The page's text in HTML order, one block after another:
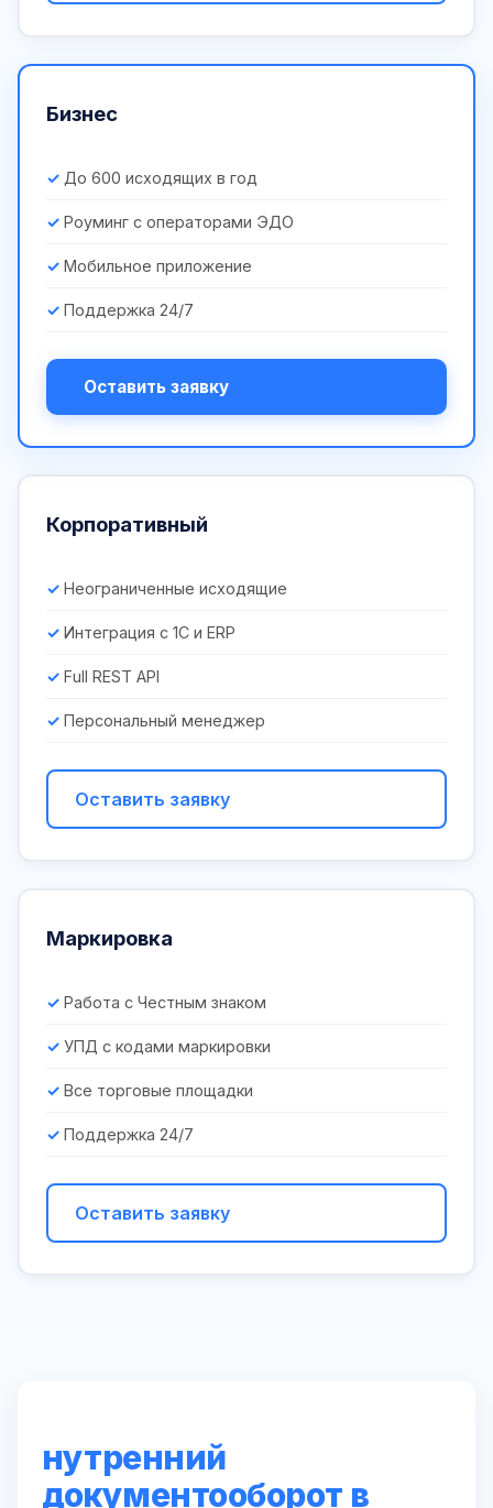
Бизнес
До 600 исходящих в год
Роуминг с операторами ЭДО
Мобильное приложение
Поддержка 24/7
Оставить заявку
Корпоративный
Неограниченные исходящие
Интеграция с 1С и ERP
Full REST API
Персональный менеджер
Оставить заявку
Маркировка
Работа с Честным знаком
УПД с кодами маркировки
Все торговые площадки
Поддержка 24/7
Оставить заявку
нутренний
документооборот в